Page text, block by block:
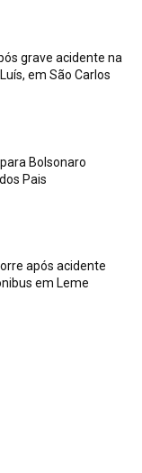
grave acidente na
em São Carlos
Bolsonaro
Pais
após acidente
em Leme